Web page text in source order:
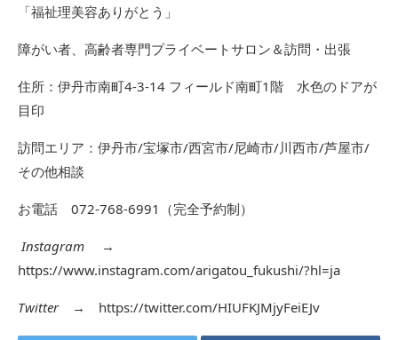
「福祉理美容ありがとう」
障がい者、高齢者専門プライベートサロン＆訪問・出張
住所：伊丹市南町4-3-14 フィールド南町1階 水色のドアが
目印
訪問エリア：伊丹市/宝塚市/西宮市/尼崎市/川西市/芦屋市/
その他相談
お電話 072-768-6991（完全予約制）
Instagram →
https://www.instagram.com/arigatou_fukushi/?hl=ja
Twitter→ https://twitter.com/HIUFKJMjyFeiEJv